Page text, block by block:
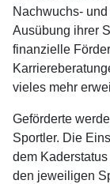
Nachwuchs-
Ausübung ihrer
finanzielle
vieles mehr
Geförderte
Sportler. Die
dem
den jeweiligen